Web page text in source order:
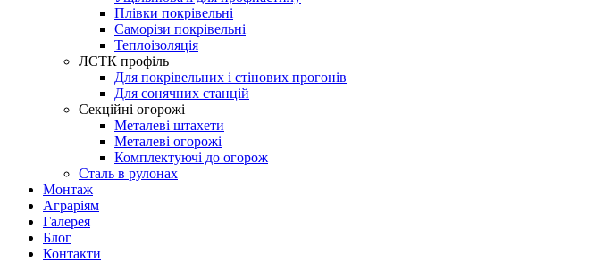
Плівки покрівельні
Саморізи покрівельні
Теплоізоляція
ЛСТК профіль
Для покрівельних і стінових прогонів
Для сонячних станцій
Секційні огорожі
Металеві штахети
Металеві огорожі
Комплектуючі до огорож
Сталь в рулонах
Монтаж
Аграріям
Галерея
Блог
Контакти